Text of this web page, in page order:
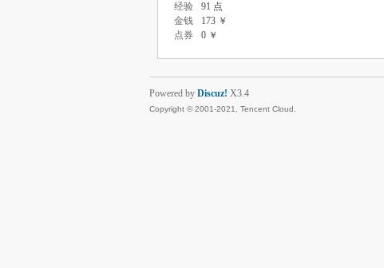
经验
91 点
金钱
173 ￥
点券
0 ￥
Powered by Discuz! X3.4
Copyright © 2001-2021, Tencent Cloud.